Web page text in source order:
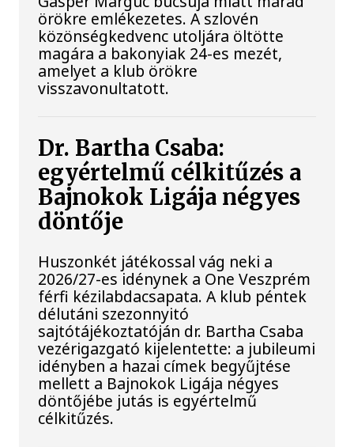
örökre emlékezetes. A szlovén
közönségkedvenc utoljára öltötte
magára a bakonyiak 24-es mezét,
amelyet a klub örökre
visszavonultatott.
Dr. Bartha Csaba:
egyértelmű célkitűzés a
Bajnokok Ligája négyes
döntője
Huszonkét játékossal vág neki a
2026/27-es idénynek a One Veszprém
férfi kézilabdacsapata. A klub péntek
délutáni szezonnyitó
sajtótájékoztatóján dr. Bartha Csaba
vezérigazgató kijelentette: a jubileumi
idényben a hazai címek begyűjtése
mellett a Bajnokok Ligája négyes
döntőjébe jutás is egyértelmű
célkitűzés.